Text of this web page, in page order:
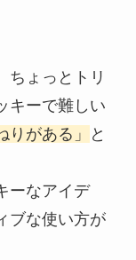
ちょっとトリ
キーで難しい
りがある」
と
ーなアイデ
ブな使い方が